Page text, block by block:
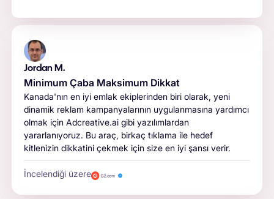
Jordan M.
Minimum Çaba Maksimum Dikkat
Kanada'nın en iyi emlak ekiplerinden biri olarak, yeni
dinamik reklam kampanyalarının uygulanmasına yardımcı
olmak için Adcreative.ai gibi yazılımlardan
yararlanıyoruz. Bu araç, birkaç tıklama ile hedef
kitlenizin dikkatini çekmek için size en iyi şansı verir.
İncelendiği üzere